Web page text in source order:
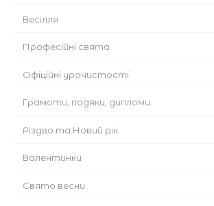
Весілля
Професійні свята
Офіційні урочистості
Грамоти, подяки, дипломи
Різдво та Новий рік
Валентинки
Cвято весни